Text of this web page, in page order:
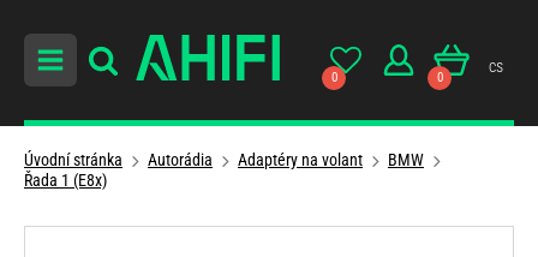
0 0
cs
Úvodní stránka Autorádia Adaptéry na volant
BMW
Řada 1 (E8x)